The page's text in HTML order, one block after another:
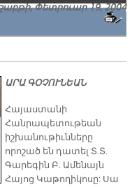
Փետրուար 19, 2004
ԱՐԱ ԳՕՉՈՒՆԵԱՆ
​Հայաստանի
Հանրապետութեան
իշխանութիւնները
որոշած են դատել Տ.Տ.
Գարեգին Բ. Ամենայն
Հայոց Կաթողիկոսը: Սա